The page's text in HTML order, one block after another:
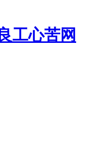
良工心苦网